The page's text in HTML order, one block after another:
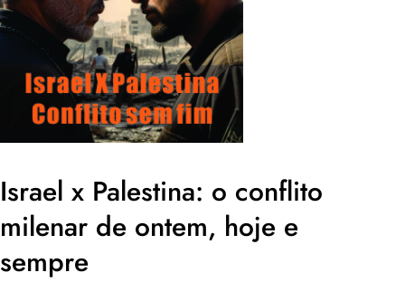
Israel x Palestina: o conflito
milenar de ontem, hoje e
sempre